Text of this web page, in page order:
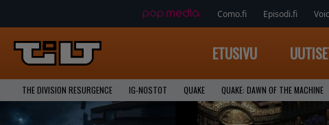
Como.fi Episodi.fi
ETUSIVU
THE DIVISION RESURGENCE IG-NOSTOT QUAKE QUAKE: DAWN OF THE MACHINE